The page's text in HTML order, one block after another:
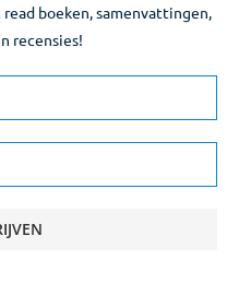
boeken, samenvattingen,
recensies!